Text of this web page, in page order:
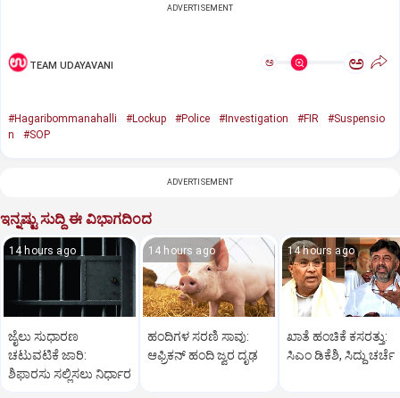
ADVERTISEMENT
TEAM UDAYAVANI ಅ ಅ
#Hagaribommanahalli #Lockup #Police #Investigation #FIR
#Suspensio
n
#SOP
ADVERTISEMENT
ಇನ್ನಷ್ಟು ಸುದ್ದಿ ಈ ವಿಭಾಗದಿಂದ
14 hours ago
ಜೈಲು ಸುಧಾರಣ
ಚಟುವಟಿಕೆ ಜಾರಿ:
ಶಿಫಾರಸು ಸಲ್ಲಿಸಲು ನಿರ್ಧಾರ
14 hours ago
ಹಂದಿಗಳ ಸರಣಿ ಸಾವು:
ಆಫ್ರಿಕನ್‌ ಹಂದಿ ಜ್ವರ ದೃಢ
14 hours ago
ಖಾತೆ ಹಂಚಿಕೆ ಕಸರತ್ತು:
ಸಿಎಂ ಡಿಕೆಶಿ, ಸಿದ್ದು ಚರ್ಚೆ